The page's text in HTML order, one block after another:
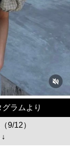
ラムより
9/12）